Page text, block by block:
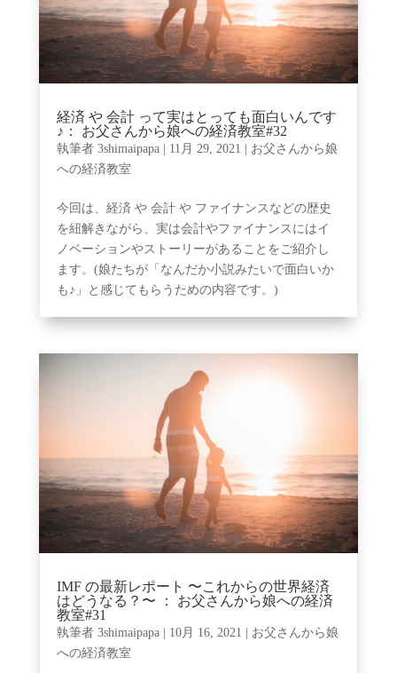
経済 や 会計 って実はとっても面白いんです
♪： お父さんから娘への経済教室#32
執筆者 3shimaipapa| 11月 29, 2021
お父さんから娘
への経済教室
今回は、経済 や 会計 や ファイナンスなどの歴史
を紐解きながら、実は会計やファイナンスにはイ
ノベーションやストーリーがあることをご紹介し
ます。(娘たちが「なんだか小説みたいで面白いか
も♪」と感じてもらうための内容です。)
IMF の最新レポート 〜これからの世界経済
はどうなる？〜 ： お父さんから娘への経済
教室#31
執筆者 3shimaipapa| 10月 16, 2021
お父さんから娘
への経済教室